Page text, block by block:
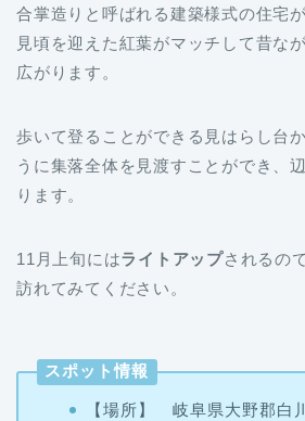
合掌造りと呼ばれる建築様式の住宅
見頃を迎えた紅葉がマッチして昔な
広がります。
歩いて登ることができる見はらし台
うに集落全体を見渡すことができ、
ります。
11月上旬にはライトアップされるの
訪れてみてください。
スポット情報
【場所】 岐阜県大野郡白